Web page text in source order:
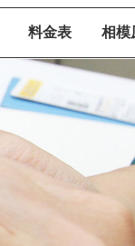
料金表 相模